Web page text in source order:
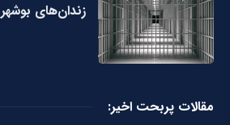
زندان‌های بوشهر
مقالات پربحت اخیر: